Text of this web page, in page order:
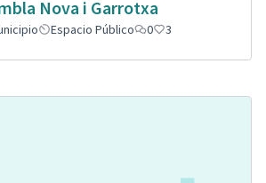
Nova i Garrotxa
Espacio Público 0 3